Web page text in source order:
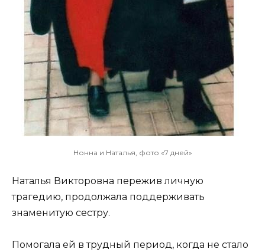
Нонна и Наталья, фото «7 дней»
Наталья Викторовна пережив личную
трагедию, продолжала поддерживать
знаменитую сестру.
Помогала ей в трудный период, когда не стало